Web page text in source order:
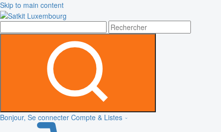
Skip to main content
Bonjour, Se connecter Compte & Listes